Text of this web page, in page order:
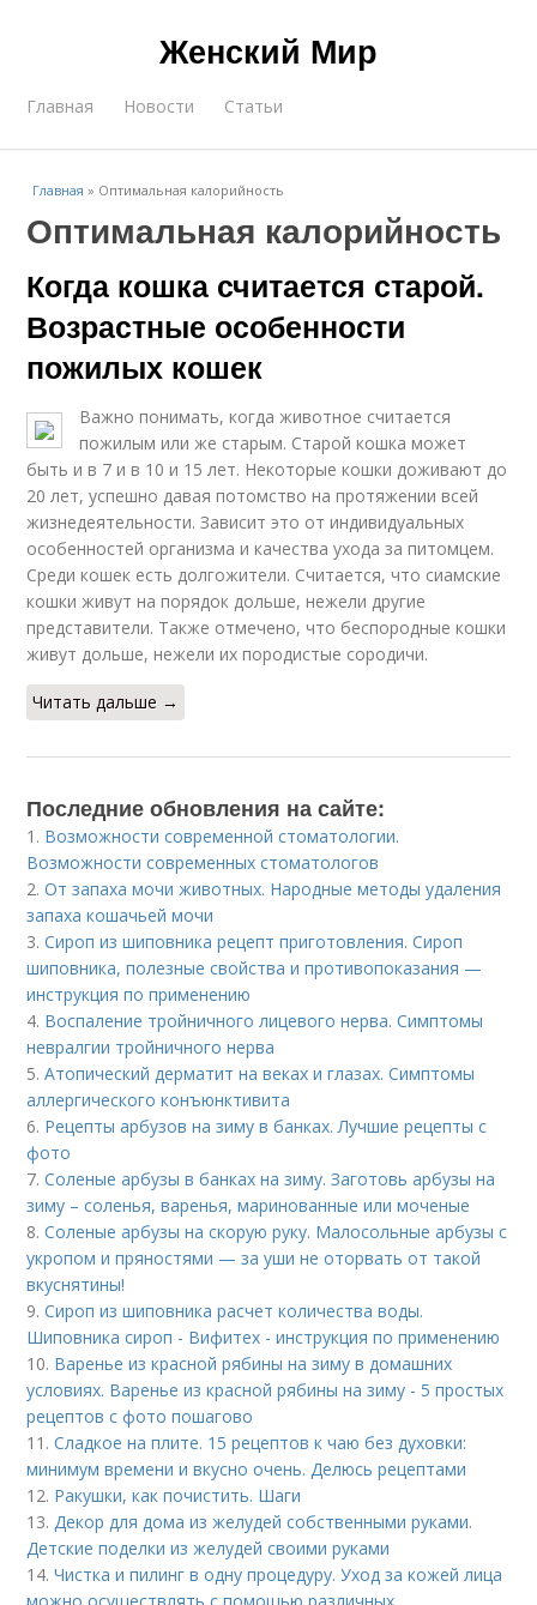
Женский Мир
Главная Новости Статьи
Главная » Оптимальная калорийность
Оптимальная калорийность
Когда кошка считается старой.
Возрастные особенности
пожилых кошек
Важно понимать, когда животное считается
пожилым или же старым. Старой кошка может
быть и в 7 и в 10 и 15 лет. Некоторые кошки доживают до
20 лет, успешно давая потомство на протяжении всей
жизнедеятельности. Зависит это от индивидуальных
особенностей организма и качества ухода за питомцем.
Среди кошек есть долгожители. Считается, что сиамские
кошки живут на порядок дольше, нежели другие
представители. Также отмечено, что беспородные кошки
живут дольше, нежели их породистые сородичи.
Читать дальше →
Последние обновления на сайте:
1. Возможности современной стоматологии.
Возможности современных стоматологов
2.От запаха мочи животных. Народные методы удаления
запаха кошачьей мочи
3.Сироп из шиповника рецепт приготовления. Сироп
шиповника, полезные свойства и противопоказания —
инструкция по применению
4. Воспаление тройничного лицевого нерва. Симптомы
невралгии тройничного нерва
5.Атопический дерматит на веках и глазах. Симптомы
аллергического конъюнктивита
6. Рецепты арбузов на зиму в банках. Лучшие рецепты с
фото
7.Соленые арбузы в банках на зиму. Заготовь арбузы на
зиму – соленья, варенья, маринованные или моченые
8.Соленые арбузы на скорую руку. Малосольные арбузы с
укропом и пряностями — за уши не оторвать от такой
вкуснятины!
9.Сироп из шиповника расчет количества воды.
Шиповника сироп - Вифитех - инструкция по применению
10. Варенье из красной рябины на зиму в домашних
условиях. Варенье из красной рябины на зиму - 5 простых
рецептов с фото пошагово
11.Сладкое на плите. 15 рецептов к чаю без духовки:
минимум времени и вкусно очень. Делюсь рецептами
12. Ракушки, как почистить. Шаги
13.Декор для дома из желудей собственными руками.
Детские поделки из желудей своими руками
14.Чистка и пилинг в одну процедуру. Уход за кожей лица